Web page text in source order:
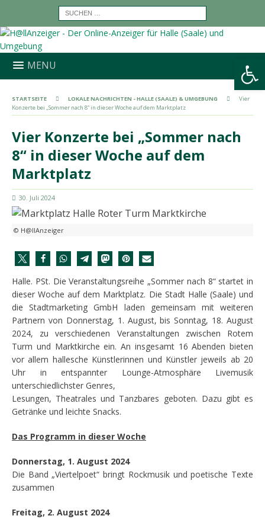
Werkzeugleiste öffnen
MENU
STARTSEITE LOKALE NACHRICHTEN - HALLE (SAALE) & UMGEBUNG
Vier
Konzerte bei „Sommer nach 8“ in dieser Woche auf dem Marktplatz
Vier Konzerte bei „Sommer nach
8“ in dieser Woche auf dem
Marktplatz
30. Juli 2024
© H@llAnzeiger
Halle. PSt. Die Veranstaltungsreihe „Sommer nach 8“ startet in
dieser Woche auf dem Marktplatz. Die Stadt Halle (Saale) und
die Stadtmarketing GmbH laden gemeinsam mit weiteren
Partnern von Donnerstag, 1. August, bis Sonntag, 18. August
2024, zu verschiedenen Veranstaltungen zwischen Rotem
Turm und Marktkirche ein. An insgesamt 16 Abenden bieten
vor allem hallesche Künstlerinnen und Künstler jeweils ab 20
Uhr in entspannter Lounge-Atmosphäre Livemusik
unterschiedlichster Genres,
Lesungen, Theatrales und Tanzbares geboten. Dazu gibt es
Getränke und leichte Snacks.
Das Programm in dieser Woche
Donnerstag, 1. August 2024
Die Band „Viertelpoet“ bringt Rockmusik und poetische Texte
zusammen
Freitag, 2. August 2024